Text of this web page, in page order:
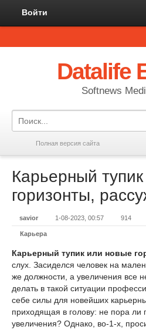
Войти
Datalife
Softnews
Полная версия сайта
Карьерный
горизонты,
savior 1-08-2023, 00:57 914
Карьера
Карьерный тупик или новые
слух. Засиделся человек на
же должности, а увеличения все
делать в такой ситуации
себе силы для новейших
приходящая в голову: не пора ли
увеличения? Однако, во-1-х,